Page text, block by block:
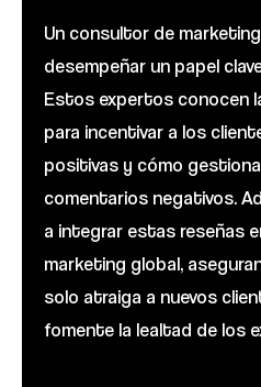
Un consultor de
desempeñar un papel
Estos expertos conocen
para incentivar a los
positivas y cómo
comentarios negativos.
a integrar estas reseñas
marketing global,
solo atraiga a nuevos
fomente la lealtad de los